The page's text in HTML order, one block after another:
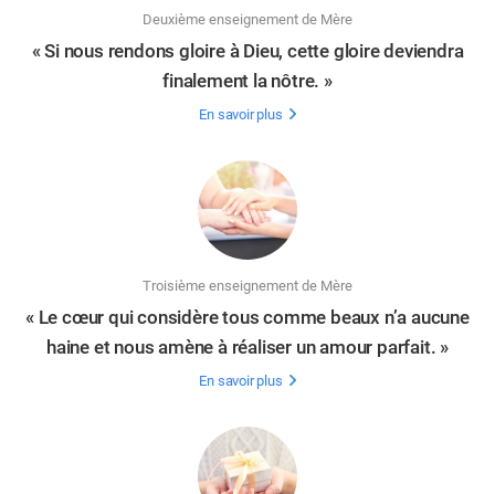
Deuxième enseignement de Mère
« Si nous rendons gloire à Dieu, cette gloire deviendra
finalement la nôtre. »
En savoir plus
Troisième enseignement de Mère
« Le cœur qui considère tous comme beaux n’a aucune
haine et nous amène à réaliser un amour parfait. »
En savoir plus